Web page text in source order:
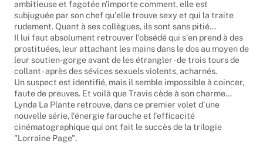
ambitieuse et fagotée n'importe comment, elle est
subjuguée par son chef qu'elle trouve sexy et qui la traite
rudement. Quant à ses collègues, ils sont sans pitié...
Il lui faut absolument retrouver l'obsédé qui s'en prend à des
prostituées, leur attachant les mains dans le dos au moyen de
leur soutien-gorge avant de les étrangler - de trois tours de
collant - après des sévices sexuels violents, acharnés.
Un suspect est identifié, mais il semble impossible à coincer,
faute de preuves. Et voilà que Travis cède à son charme...
Lynda La Plante retrouve, dans ce premier volet d'une
nouvelle série, l'énergie farouche et l'efficacité
cinématographique qui ont fait le succès de la trilogie
"Lorraine Page".